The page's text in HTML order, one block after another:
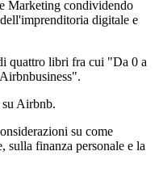
Marketing condividendo
digitale e
quattro libri fra cui "Da 0 a
Airbnb.
su come
sulla finanza personale e la